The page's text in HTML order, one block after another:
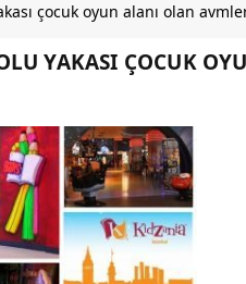
çocuk oyun alanı olan
YAKASI ÇOCUK